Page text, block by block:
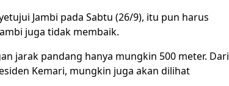
Jambi pada Sabtu (26/9), itu pun harus
juga tidak membaik.
jarak pandang hanya mungkin 500 meter. Dari
Kemari, mungkin juga akan dilihat